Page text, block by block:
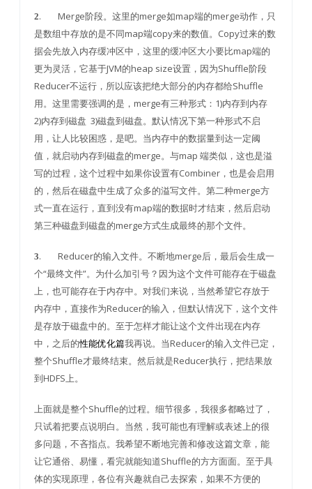
2. Merge阶段。这里的merge如map端的merge动作，只
是数组中存放的是不同map端copy来的数值。Copy过来的数
据会先放入内存缓冲区中，这里的缓冲区大小要比map端的
更为灵活，它基于JVM的heap size设置，因为Shuffle阶段
Reducer不运行，所以应该把绝大部分的内存都给Shuffle
用。这里需要强调的是，merge有三种形式：1)内存到内存
2)内存到磁盘 3)磁盘到磁盘。默认情况下第一种形式不启
用，让人比较困惑，是吧。当内存中的数据量到达一定阈
值，就启动内存到磁盘的merge。与map 端类似，这也是溢
写的过程，这个过程中如果你设置有Combiner，也是会启用
的，然后在磁盘中生成了众多的溢写文件。第二种merge方
式一直在运行，直到没有map端的数据时才结束，然后启动
第三种磁盘到磁盘的merge方式生成最终的那个文件。
3. Reducer的输入文件。不断地merge后，最后会生成一
个“最终文件”。为什么加引号？因为这个文件可能存在于磁盘
上，也可能存在于内存中。对我们来说，当然希望它存放于
内存中，直接作为Reducer的输入，但默认情况下，这个文件
是存放于磁盘中的。至于怎样才能让这个文件出现在内存
中，之后的性能优化篇我再说。当Reducer的输入文件已定，
整个Shuffle才最终结束。然后就是Reducer执行，把结果放
到HDFS上。
上面就是整个Shuffle的过程。细节很多，我很多都略过了，
只试着把要点说明白。当然，我可能也有理解或表述上的很
多问题，不吝指点。我希望不断地完善和修改这篇文章，能
让它通俗、易懂，看完就能知道Shuffle的方方面面。至于具
体的实现原理，各位有兴趣就自己去探索，如果不方便的